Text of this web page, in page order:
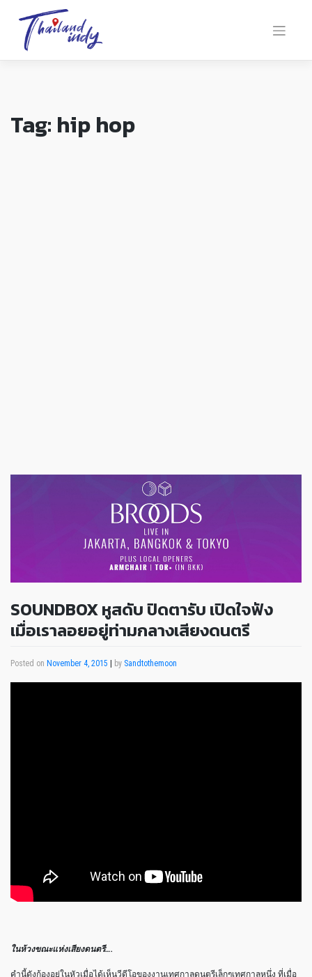
Tag: hip hop
SOUNDBOX หูสดับ ปิดตารับ เปิดใจฟัง
เมื่อเราลอยอยู่ท่ามกลางเสียงดนตรี
Posted on November 4, 2015 by Sandtothemoon
ในห้วงขณะแห่งเสียงดนตรี….
คำนี้ดังก้องอยู่ในหัวเมื่อได้เห็นวีดีโอของงานเทศกาลดนตรีเล็กๆเทศกาลหนึ่ง ที่เมื่อ